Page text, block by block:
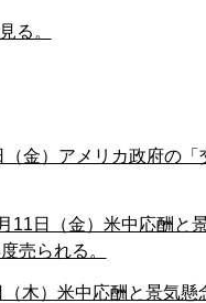
る。
金）アメリカ政府の
11日（金）米中応酬と
売られる。
木）米中応酬と景気